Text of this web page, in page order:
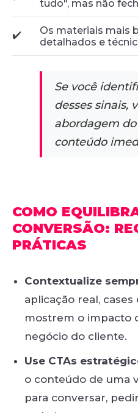
tudo", mas não
✔️
Os materiais mais
detalhados e
Se você
desses sinais,
abordagem
conteúdo
COMO
CONVERSÃO:
PRÁTICAS
Contextualize
aplicação real,
mostrem o impacto
negócio do cliente.
Use CTAs
o conteúdo de uma
para conversar,